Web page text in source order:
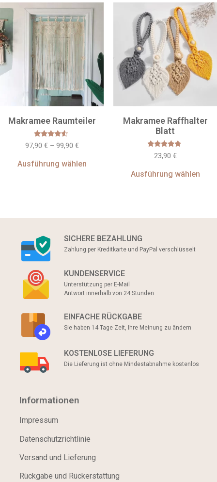
Makramee Raumteiler
Bewertet
mit
von 5
97,90 €– 99,90 €
Ausführung wählen
Makramee Raffhalter
Blatt
Bewertet
mit
von 5
23,90 €
Ausführung wählen
SICHERE BEZAHLUNG
Zahlung per Kreditkarte und PayPal verschlüsselt
KUNDENSERVICE
Unterstützung per E-Mail
Antwort innerhalb von 24 Stunden
EINFACHE RÜCKGABE
Sie haben 14 Tage Zeit, Ihre Meinung zu ändern
KOSTENLOSE LIEFERUNG
Die Lieferung ist ohne Mindestabnahme kostenlos
Informationen
Impressum
Datenschutzrichtlinie
Versand und Lieferung
Rückgabe und Rückerstattung